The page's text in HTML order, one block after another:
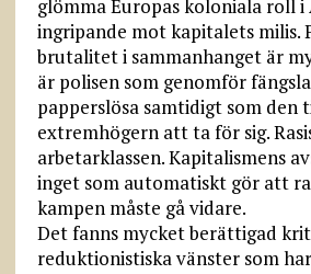
glömma Europas koloniala roll
ingripande mot kapitalets milis.
brutalitet i sammanhanget är
är polisen som genomför
papperslösa samtidigt som den
extremhögern att ta för sig.
arbetarklassen. Kapitalismens
inget som automatiskt gör att
kampen måste gå vidare.
Det fanns mycket berättigad
reduktionistiska vänster som